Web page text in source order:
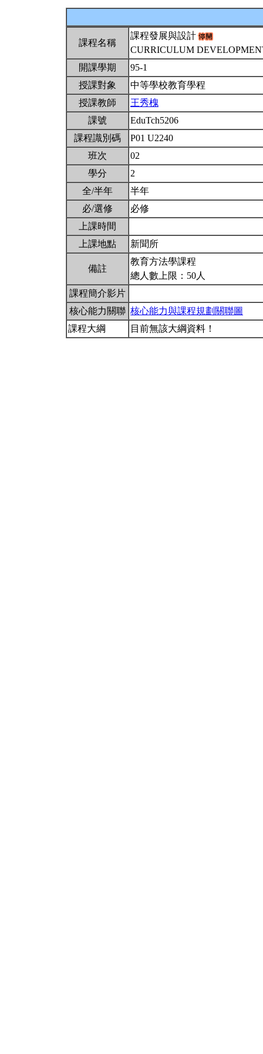
課程名稱
課程發展與設計
CURRICULUM
開課學期
95-1
授課對象
中等學校教育學程
授課教師
王秀槐
課號
EduTch5206
課程識別碼
P01 U2240
班次
02
學分
2
全/半年
半年
必/選修
必修
上課時間
上課地點
新聞所
備註
教育方法學課程
總人數上限：50人
課程簡介影片
核心能力關聯 核心能力與課程規劃關聯圖
課程大綱
目前無該大綱資料！